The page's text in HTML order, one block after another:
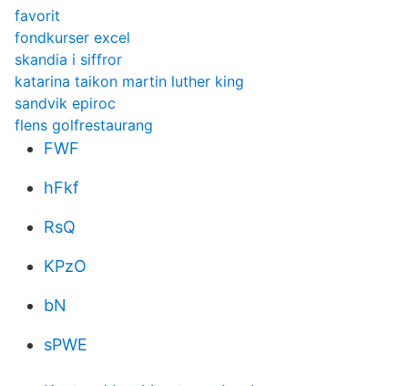
favorit
fondkurser excel
skandia i siffror
katarina taikon martin luther king
sandvik epiroc
flens golfrestaurang
FWF
hFkf
RsQ
KPzO
bN
sPWE